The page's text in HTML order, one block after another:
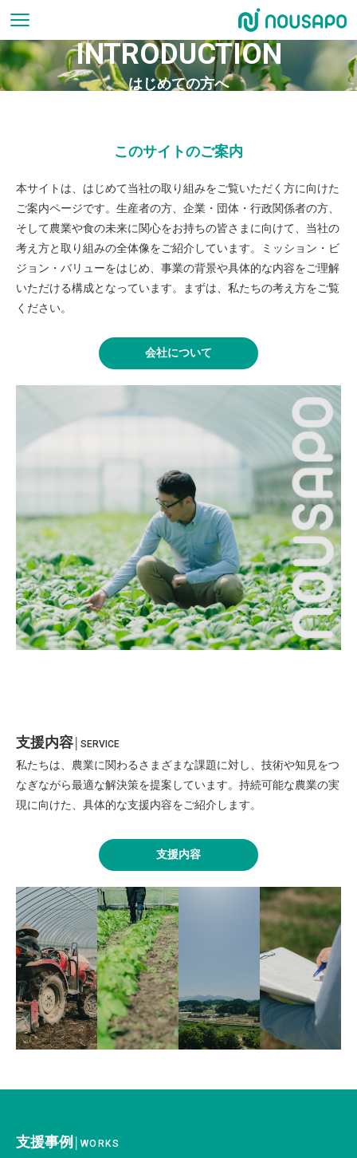
INTRODUCTION
はじめての方へ
このサイトのご案内
本サイトは、はじめて当社の取り組みをご覧いただく方に向けた
ご案内ページです。生産者の方、企業・団体・行政関係者の方、
そして農業や食の未来に関心をお持ちの皆さまに向けて、当社の
考え方と取り組みの全体像をご紹介しています。ミッション・ビ
ジョン・バリューをはじめ、事業の背景や具体的な内容をご理解
いただける構成となっています。まずは、私たちの考え方をご覧
ください。
会社について
支援内容 SERVICE
私たちは、農業に関わるさまざまな課題に対し、技術や知見をつ
なぎながら最適な解決策を提案しています。持続可能な農業の実
現に向けた、具体的な支援内容をご紹介します。
支援内容
支援事例 WORKS